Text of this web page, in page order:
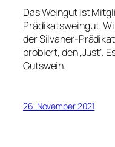
Das Weingut ist
Prädikatsweingut.
der Silvaner-
probiert, den ‚Just‘.
Gutswein.
26. November 2021